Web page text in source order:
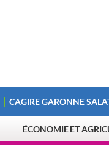
CAGIRE GARONNE
ÉCONOMIE ET